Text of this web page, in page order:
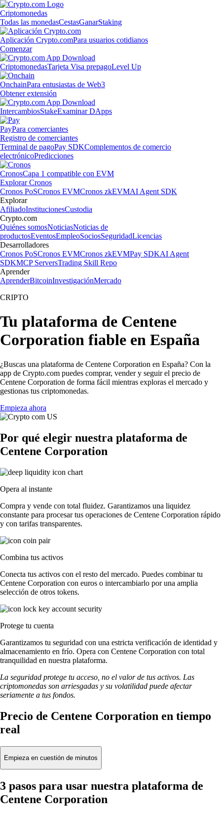
Criptomonedas
Todas las monedasCestasGanarStaking
Aplicación Crypto.comPara usuarios cotidianos
Comenzar
CriptomonedasTarjeta Visa prepagoLevel Up
OnchainPara entusiastas de Web3
Obtener extensión
IntercambiosStakeExaminar DApps
PayPara comerciantes
Registro de comerciantes
Terminal de pagoPay SDKComplementos de comercio
electrónicoPredicciones
CronosCapa 1 compatible con EVM
Explorar Cronos
Cronos PoSCronos EVMCronos zkEVMAI Agent SDK
Explorar
AfiliadoInstitucionesCustodia
Crypto.com
Quiénes somosNoticiasNoticias de
productosEventosEmpleoSociosSeguridadLicencias
Desarrolladores
Cronos PoSCronos EVMCronos zkEVMPay SDKAI Agent
SDKMCP ServersTrading Skill Repo
Aprender
AprenderBitcoinInvestigaciónMercado
CRIPTO
Tu plataforma de Centene
Corporation fiable en España
¿Buscas una plataforma de Centene Corporation en España? Con la
app de Crypto.com puedes comprar, vender y seguir el precio de
Centene Corporation de forma fácil mientras exploras el mercado y
gestionas tus criptomonedas.
Empieza ahora
Por qué elegir nuestra plataforma de
Centene Corporation
Opera al instante
Compra y vende con total fluidez. Garantizamos una liquidez
constante para procesar tus operaciones de Centene Corporation rápido
y con tarifas transparentes.
Combina tus activos
Conecta tus activos con el resto del mercado. Puedes combinar tu
Centene Corporation con euros o intercambiarlo por una amplia
selección de otros tokens.
Protege tu cuenta
Garantizamos tu seguridad con una estricta verificación de identidad y
almacenamiento en frío. Opera con Centene Corporation con total
tranquilidad en nuestra plataforma.
La seguridad protege tu acceso, no el valor de tus activos. Las
criptomonedas son arriesgadas y su volatilidad puede afectar
seriamente a tus fondos.
Precio de Centene Corporation en tiempo
real
Empieza en cuestión de minutos
3 pasos para usar nuestra plataforma de
Centene Corporation